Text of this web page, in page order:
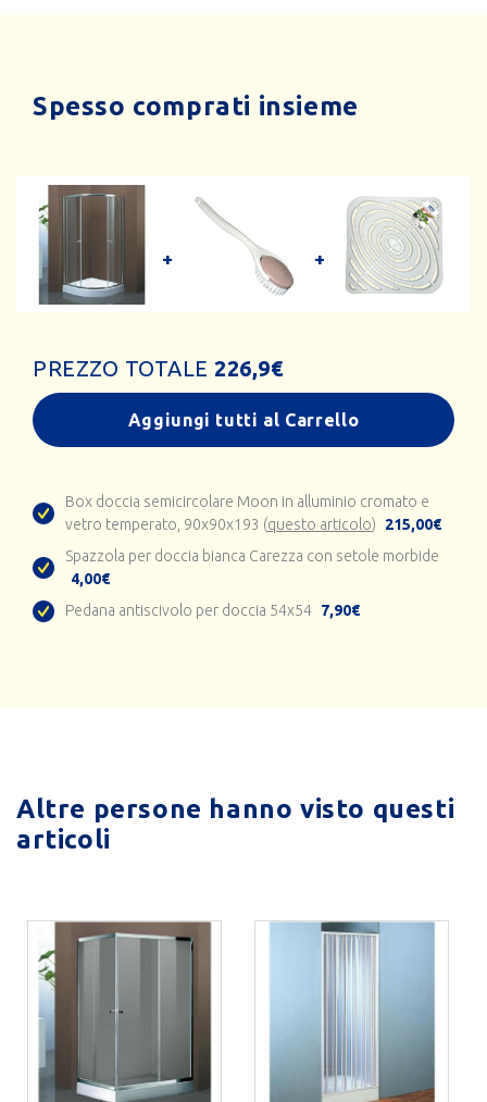
Spesso comprati insieme
PREZZO TOTALE 226,9€
Aggiungi tutti al Carrello
Box doccia semicircolare Moon in alluminio cromato e
vetro temperato, 90x90x193 (questo articolo)
215,00€
Spazzola per doccia bianca Carezza con setole morbide
4,00€
Pedana antiscivolo per doccia 54x54
7,90€
Altre persone hanno visto questi
articoli